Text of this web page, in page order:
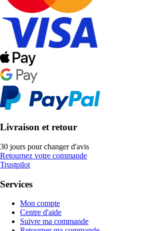
Livraison et retour
30 jours pour changer d'avis
Retournez votre commande
Trustpilot
Services
Mon compte
Centre d'aide
Suivre ma commande